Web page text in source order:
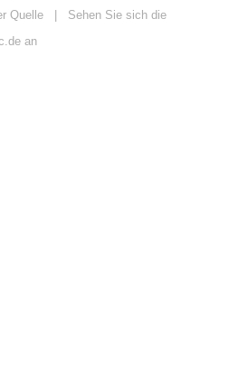
Quelle | Sehen Sie sich die
an